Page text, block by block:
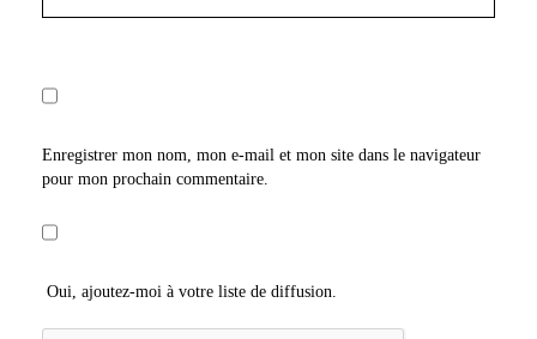
Enregistrer mon nom, mon e-mail et mon site dans le navigateur
pour mon prochain commentaire.
Oui, ajoutez-moi à votre liste de diffusion.